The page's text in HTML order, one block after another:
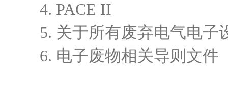
4. PACE II
5. 关于所有废弃电气电子
6. 电子废物相关导则文件